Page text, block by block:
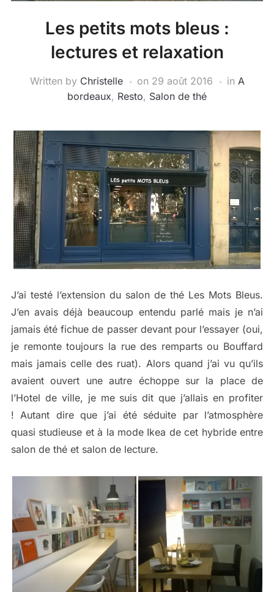
Les petits mots bleus :
lectures et relaxation
Written by Christelle on 29 août 2016 in A
bordeaux, Resto, Salon de thé
J’ai testé l’extension du salon de thé Les Mots Bleus.
J’en avais déjà beaucoup entendu parlé mais je n’ai
jamais été fichue de passer devant pour l’essayer (oui,
je remonte toujours la rue des remparts ou Bouffard
mais jamais celle des ruat). Alors quand j’ai vu qu’ils
avaient ouvert une autre échoppe sur la place de
l’Hotel de ville, je me suis dit que j’allais en profiter
! Autant dire que j’ai été séduite par l’atmosphère
quasi studieuse et à la mode Ikea de cet hybride entre
salon de thé et salon de lecture.